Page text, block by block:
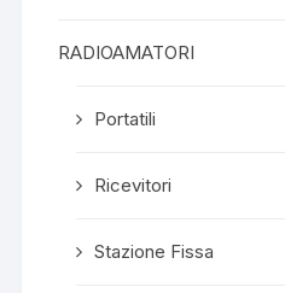
RADIOAMATORI
Portatili
Ricevitori
Stazione Fissa